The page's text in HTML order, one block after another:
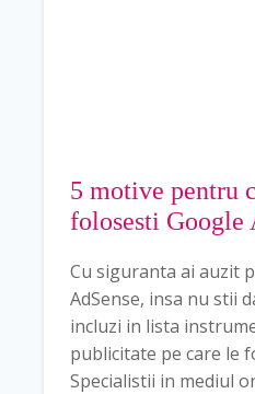
5 motive pentru
folosesti Google
Cu siguranta ai auzit
AdSense, insa nu stii
incluzi in lista
publicitate pe care le
Specialistii in mediul